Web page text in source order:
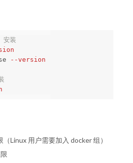
装
--version
Linux 用户需要加入 docker 组）